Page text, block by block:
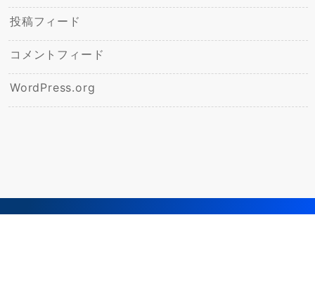
投稿フィード
コメントフィード
WordPress.org